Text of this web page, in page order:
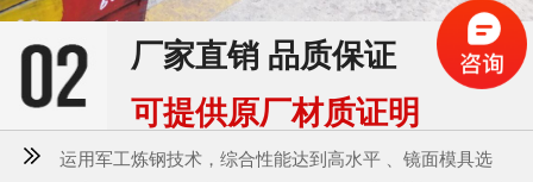
厂家直销 品质保证
可提供原厂材质证明
运用军工炼钢技术，综合性能达到高水平 、镜面模具选